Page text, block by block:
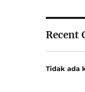
Recent
Tidak ada